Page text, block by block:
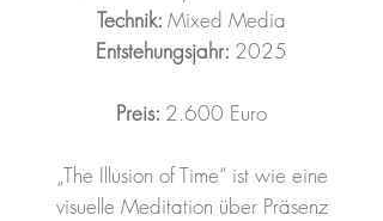
Technik: Mixed Media
Entstehungsjahr: 2025
Preis: 2.600 Euro
„The Illusion of Time“ ist wie eine
visuelle Meditation über Präsenz